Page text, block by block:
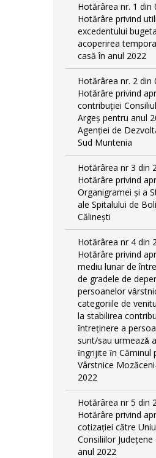
Hotărârea nr. 1 din
Hotărâre privind
excedentului
acoperirea
casă în anul 2022
Hotărârea nr. 2 din
Hotărâre privind
contribuției
Argeș pentru anul
Agenției de
Sud Muntenia
Hotărârea nr 3 din
Hotărâre privind
Organigramei și a
ale Spitalului de
Călinești
Hotărârea nr 4 din
Hotărâre privind
mediu lunar de
de gradele de
persoanelor
categoriile de
la stabilirea
ȋntreținere a
sunt/sau urmeazǎ
ȋngrijite ȋn Căminul
Vârstnice
2022
Hotărârea nr 5 din
Hotărâre privind
cotizației către
Consiliilor
anul 2022